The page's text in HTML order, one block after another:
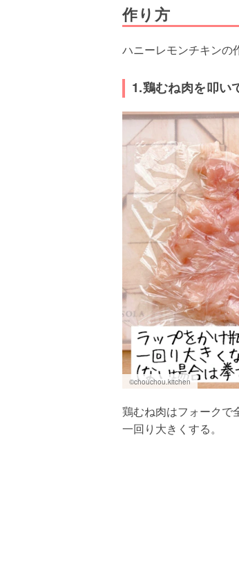
作り方
ハニーレモンチキンの
1.鶏むね肉を叩い
©chouchou.kitchen
鶏むね肉はフォークで
一回り大きくする。